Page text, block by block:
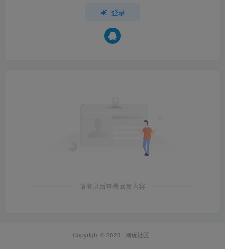
登录
请登录后查看回复内容
Copyright © 2023 · 潮玩社区 ·